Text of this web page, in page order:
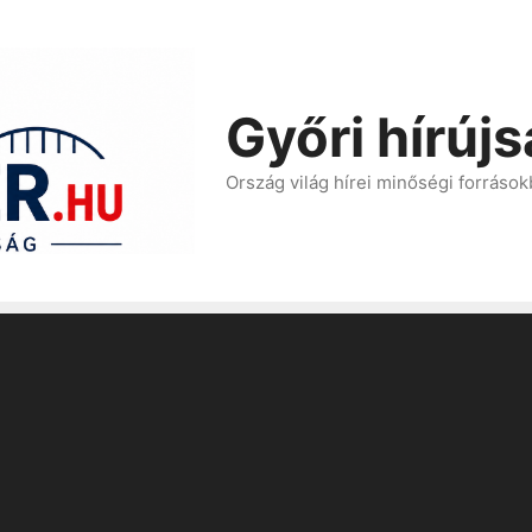
Győri
Ország világ hírei minőségi